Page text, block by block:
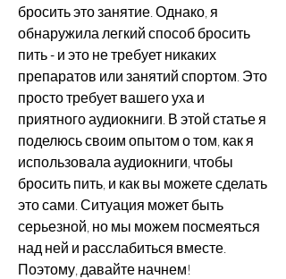
бросить это занятие. Однако, я
обнаружила легкий способ бросить
пить - и это не требует никаких
препаратов или занятий спортом. Это
просто требует вашего уха и
приятного аудиокниги. В этой статье я
поделюсь своим опытом о том, как я
использовала аудиокниги, чтобы
бросить пить, и как вы можете сделать
это сами. Ситуация может быть
серьезной, но мы можем посмеяться
над ней и расслабиться вместе.
Поэтому, давайте начнем!